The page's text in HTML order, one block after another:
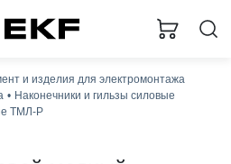
и изделия для электромонтажа
Наконечники и гильзы силовые
ТМЛ-Р